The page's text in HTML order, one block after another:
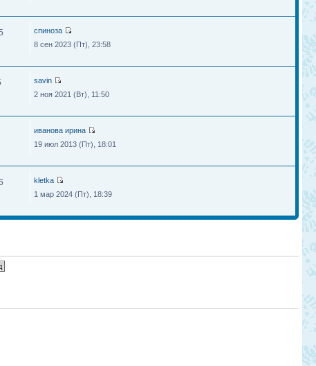
спиноза
8 сен 2023 (Пт), 23:58
savin
2 ноя 2021 (Вт), 11:50
иванова ирина
19 июл 2013 (Пт), 18:01
kletka
1 мар 2024 (Пт), 18:39